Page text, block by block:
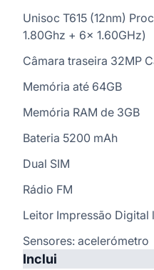
Unisoc T615 (12nm)
1.80Ghz + 6x 1.60GHz)
Câmara traseira 32MP
Memória até 64GB
Memória RAM de 3GB
Bateria 5200 mAh
Dual SIM
Rádio FM
Leitor Impressão Digital
Sensores: acelerómetro
Inclui